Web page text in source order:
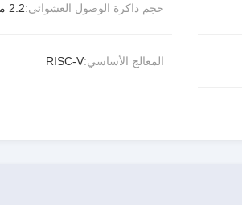
حجم ذاكرة الوصول العشوائي:2.2 ميغا بايت
المعالج الأساسي:RISC-V